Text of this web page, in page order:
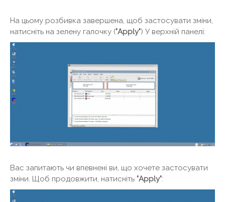
На цьому розбивка завершена, щоб застосувати зміни,
натисніть на зелену галочку ("Apply") У верхній панелі:
Вас запитають чи впевнені ви, що хочете застосувати
зміни. Щоб продовжити, натисніть "Apply":